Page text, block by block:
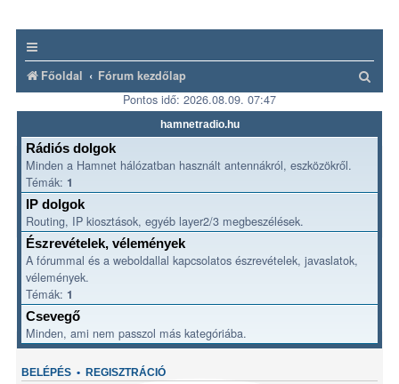
Főoldal Fórum kezdőlap
é
Pontos idő: 2026.08.09. 07:47
hamnetradio.hu
Rádiós dolgok
Minden a Hamnet hálózatban használt antennákról, eszközökről.
Témák: 1
IP dolgok
Routing, IP kiosztások, egyéb layer2/3 megbeszélések.
Észrevételek, vélemények
A fórummal és a weboldallal kapcsolatos észrevételek, javaslatok,
vélemények.
Témák:1
Csevegő
Minden, ami nem passzol más kategóriába.
BELÉPÉS • REGISZTRÁCIÓ